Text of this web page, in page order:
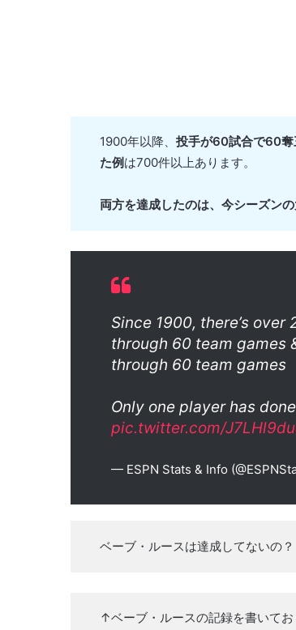
1900年以降、 投手が60試合で60奪
た例 は700件以上あります。
両方を達成したのは、今シーズンの
Since 1900, there’s
through 60 team games
through 60 team games
Only one player has
pic.twitter.com/
— ESPN Stats & Info
ベーブ・ルースは達成してないの？
↑ベーブ・ルースの記録を書いてお